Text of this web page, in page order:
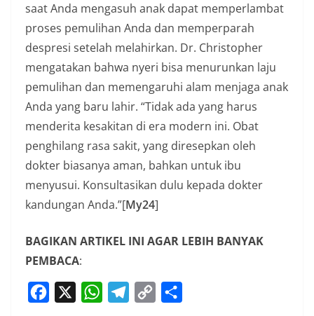
saat Anda mengasuh anak dapat memperlambat
proses pemulihan Anda dan memperparah
despresi setelah melahirkan. Dr. Christopher
mengatakan bahwa nyeri bisa menurunkan laju
pemulihan dan memengaruhi alam menjaga anak
Anda yang baru lahir. “Tidak ada yang harus
menderita kesakitan di era modern ini. Obat
penghilang rasa sakit, yang diresepkan oleh
dokter biasanya aman, bahkan untuk ibu
menyusui. Konsultasikan dulu kepada dokter
kandungan Anda.”[My24]
BAGIKAN ARTIKEL INI AGAR LEBIH BANYAK
PEMBACA:
W